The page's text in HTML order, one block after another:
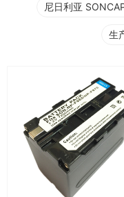
尼日利亚
生